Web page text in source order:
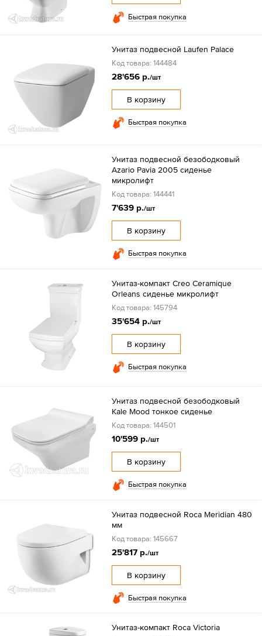
Быстрая покупка
Унитаз подвесной Laufen Palace
Код товара: 144484
28'656 р./шт
В корзину
Быстрая покупка
Унитаз подвесной безободковый
Azario Pavia 2005 сиденье
микролифт
Код товара: 144441
7'639 р./шт
В корзину
Быстрая покупка
Унитаз-компакт Creo Ceramique
Orleans сиденье микролифт
Код товара: 145794
35'654 р./шт
В корзину
Быстрая покупка
Унитаз подвесной безободковый
Kale Mood тонкое сиденье
Код товара: 144501
10'599 р./шт
В корзину
Быстрая покупка
Унитаз подвесной Roсa Meridian 480
мм
Код товара: 145667
25'817 р./шт
В корзину
Быстрая покупка
Унитаз-компакт Roсa Victoria